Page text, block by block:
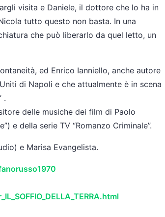
visita e Daniele, il dottore che lo ha in
tutto questo non basta. In una
che può liberarlo da quel letto, un
ed Enrico Ianniello, anche autore
di Napoli e che attualmente è in scena
.
delle musiche dei film di Paolo
e della serie TV “Romanzo Criminale”.
e Marisa Evangelista.